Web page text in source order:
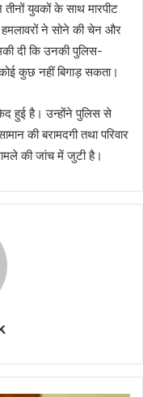
युवकों के साथ मारपीट
ने सोने की चेन और
दी कि उनकी पुलिस-
कुछ नहीं बिगाड़ सकता।
कैद हुई है। उन्होंने पुलिस से
की बरामदगी तथा परिवार
की जांच में जुटी है।